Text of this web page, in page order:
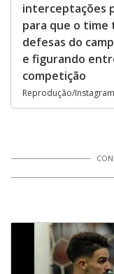
interceptações
para que o time
defesas do
e figurando
competição
Reprodução/Instagram